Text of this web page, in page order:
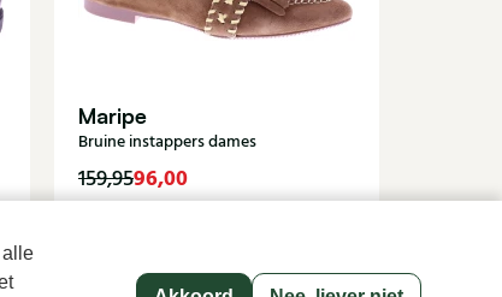
alle
Maripe
Bruine instappers dames
159,9596,00